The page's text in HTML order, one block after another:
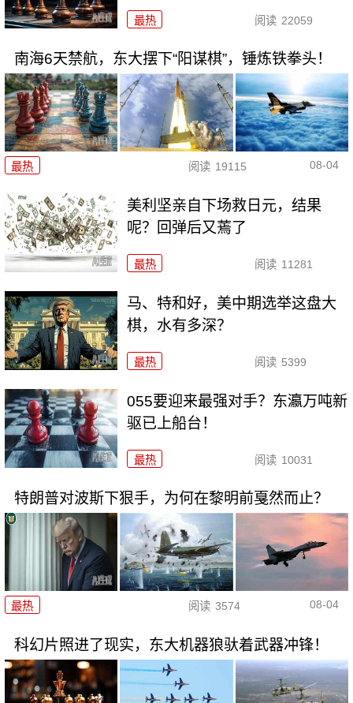
最热 阅读 22059
南海6天禁航，东大摆下“阳谋棋”，锤炼铁拳头！
最热 阅读 19115 08-04
美利坚亲自下场救日元，结果
呢？回弹后又蔫了
最热 阅读 11281
马、特和好，美中期选举这盘大
棋，水有多深？
最热 阅读 5399
055要迎来最强对手？东瀛万吨新
驱已上船台！
最热 阅读 10031
特朗普对波斯下狠手，为何在黎明前戛然而止？
最热 阅读 3574 08-04
科幻片照进了现实，东大机器狼驮着武器冲锋！